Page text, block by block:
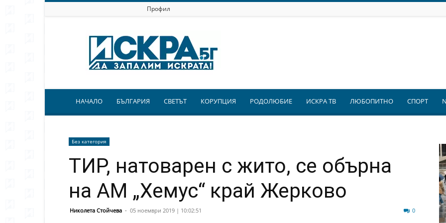
Профил
Искра.бг
НАЧАЛО БЪЛГАРИЯ СВЕТЪТ КОРУПЦИЯ РОДОЛЮБИЕ ИСКРА ТВ ЛЮБОПИТНО СПОРТ
Без категория
ТИР, натоварен с жито, се обърна
на АМ „Хемус“ край Жерково
Николета Стойчева - 05 ноември 2019 | 10:02:51 0